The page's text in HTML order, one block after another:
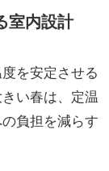
室内設計
を安定させる
い春は、定温
負担を減らす